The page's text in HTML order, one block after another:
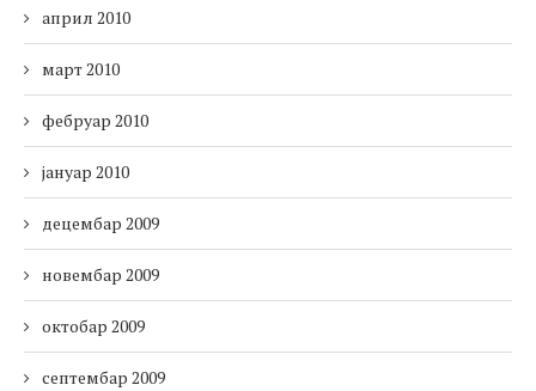
април 2010
март 2010
фебруар 2010
јануар 2010
децембар 2009
новембар 2009
октобар 2009
септембар 2009